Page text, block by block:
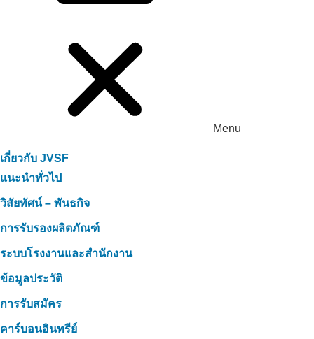
Menu
เกี่ยวกับ JVSF
แนะนำทั่วไป
วิสัยทัศน์ – พันธกิจ
การรับรองผลิตภัณฑ์
ระบบโรงงานและสำนักงาน
ข้อมูลประวัติ
การรับสมัคร
คาร์บอนอินทรีย์